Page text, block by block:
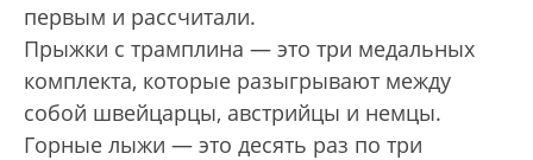
первым и рассчитали.
Прыжки с трамплина — это три медальных
комплекта, которые разыгрывают между
собой швейцарцы, австрийцы и немцы.
Горные лыжи — это десять раз по три